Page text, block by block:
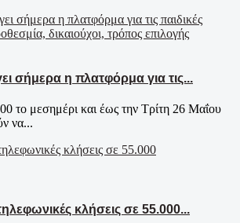
σήμερα η πλατφόρμα για τις...
το μεσημέρι και έως την Τρίτη 26 Μαΐου
να...
κλήσεις σε 55.000...